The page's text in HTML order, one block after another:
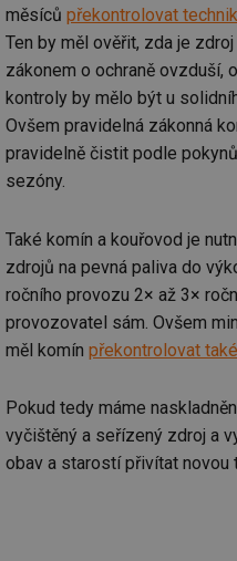
měsíců překontrolovat
Ten by měl ověřit, zda je
zákonem o ochraně ovzduší,
kontroly by mělo být u
Ovšem pravidelná zákonná
pravidelně čistit podle
sezóny.
Také komín a kouřovod je
zdrojů na pevná paliva do
ročního provozu 2× až 3×
provozovatel sám. Ovšem
měl komín překontrolovat
Pokud tedy máme
vyčištěný a seřízený zdroj a
obav a starostí přivítat novou